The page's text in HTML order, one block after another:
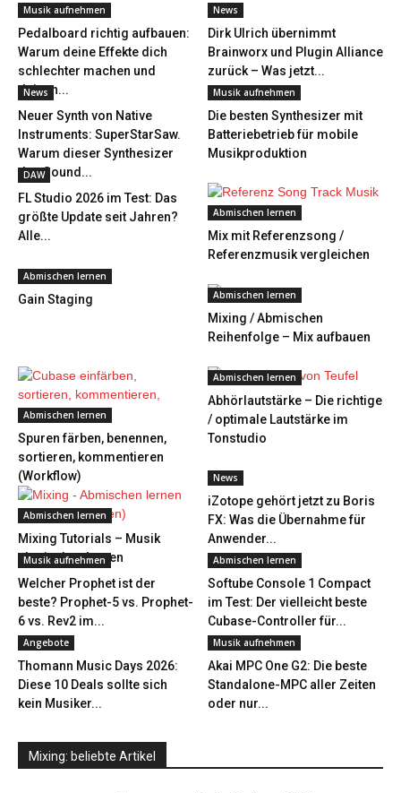
Musik aufnehmen
Pedalboard richtig aufbauen:
Warum deine Effekte dich
schlechter machen und
deinen...
News
Dirk Ulrich übernimmt
Brainworx und Plugin Alliance
zurück – Was jetzt...
News
Neuer Synth von Native
Instruments: SuperStarSaw.
Warum dieser Synthesizer
den Sound...
Musik aufnehmen
Die besten Synthesizer mit
Batteriebetrieb für mobile
Musikproduktion
DAW
FL Studio 2026 im Test: Das
größte Update seit Jahren?
Alle...
Abmischen lernen
Mix mit Referenzsong /
Referenzmusik vergleichen
Abmischen lernen
Gain Staging Abmischen lernen
Mixing / Abmischen
Reihenfolge – Mix aufbauen
Abmischen lernen
Spuren färben, benennen,
sortieren, kommentieren
(Workflow)
Abmischen lernen
Abhörlautstärke – Die richtige
/ optimale Lautstärke im
Tonstudio
Abmischen lernen
Mixing Tutorials – Musik
abmischen lernen
News
iZotope gehört jetzt zu Boris
FX: Was die Übernahme für
Anwender...
Musik aufnehmen
Welcher Prophet ist der
beste? Prophet-5 vs. Prophet-
6 vs. Rev2 im...
Abmischen lernen
Softube Console 1 Compact
im Test: Der vielleicht beste
Cubase-Controller für...
Angebote
Thomann Music Days 2026:
Diese 10 Deals sollte sich
kein Musiker...
Musik aufnehmen
Akai MPC One G2: Die beste
Standalone-MPC aller Zeiten
oder nur...
Mixing: beliebte Artikel